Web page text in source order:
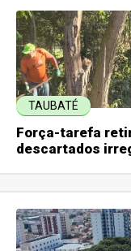
TAUBATÉ
Força-tarefa
descartados